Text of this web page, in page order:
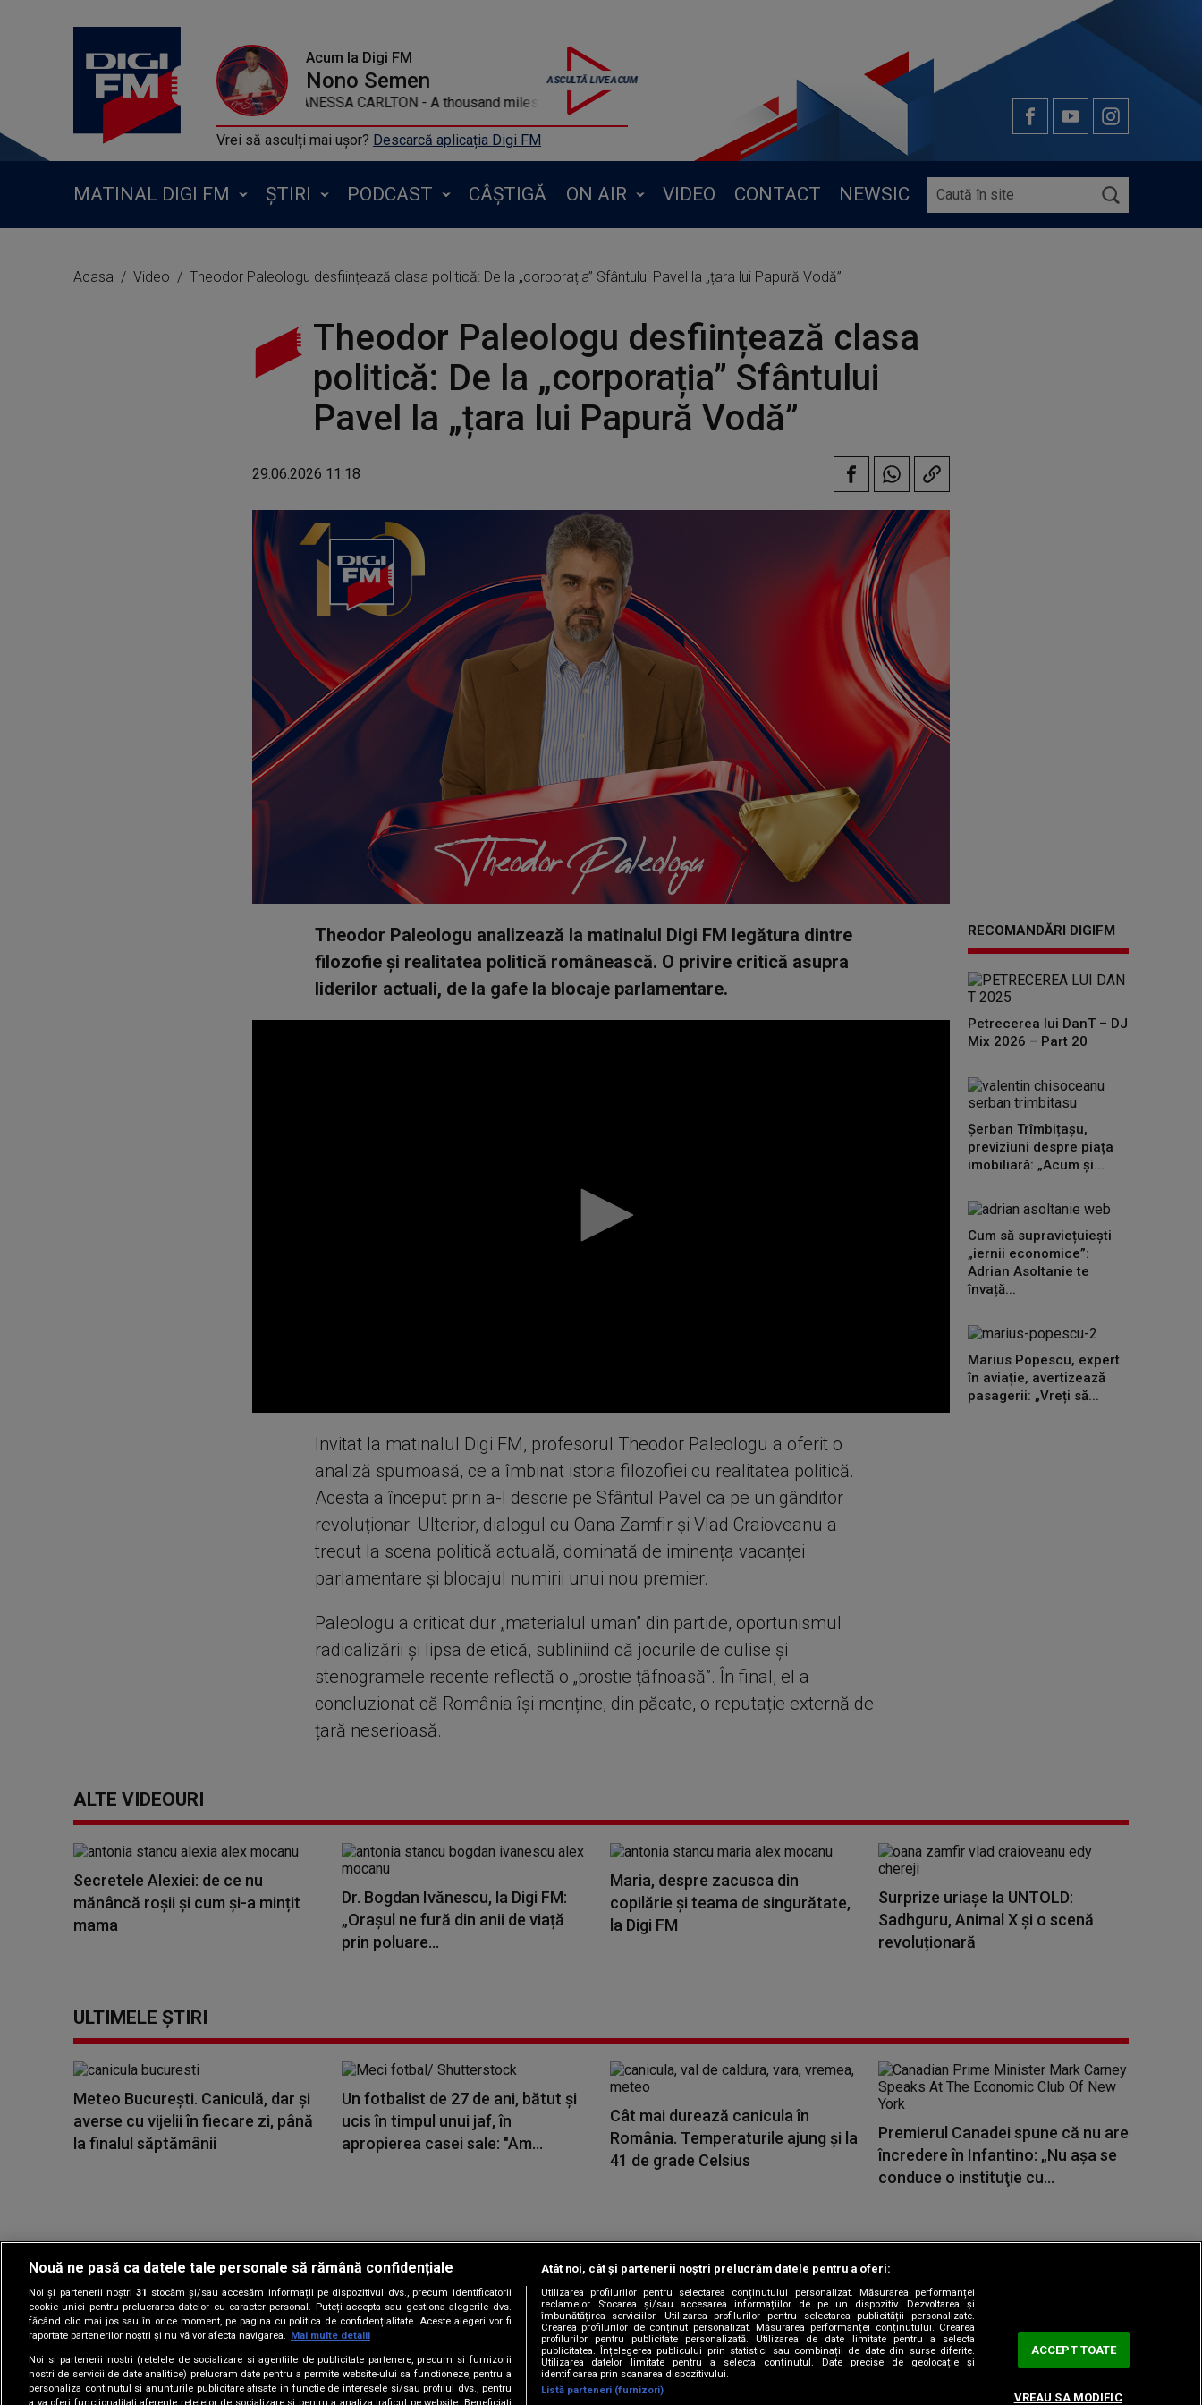
Acum la Digi FM
Nono Semen
VANESSA CARLTON - A thousand miles
Vrei să asculți mai ușor? Descarcă aplicația Digi FM
MATINAL DIGI FM ȘTIRI PODCAST CÂȘTIGĂ ON AIR VIDEO CONTACT NEWSIC
Acasa Video Theodor Paleologu desființează clasa politică: De la „corporația” Sfântului Pavel la „țara lui Papură Vodă”
Theodor Paleologu desființează clasa
politică: De la „corporația” Sfântului
Pavel la „țara lui Papură Vodă”
29.06.2026 11:18
Theodor Paleologu analizează la matinalul Digi FM legătura dintre
filozofie și realitatea politică românească. O privire critică asupra
liderilor actuali, de la gafe la blocaje parlamentare.
Volume
Invitat la matinalul Digi FM, profesorul Theodor Paleologu a oferit o
analiză spumoasă, ce a îmbinat istoria filozofiei cu realitatea politică.
Acesta a început prin a-l descrie pe Sfântul Pavel ca pe un gânditor
revoluționar. Ulterior, dialogul cu Oana Zamfir și Vlad Craioveanu a
trecut la scena politică actuală, dominată de iminența vacanței
parlamentare și blocajul numirii unui nou premier.
Paleologu a criticat dur „materialul uman” din partide, oportunismul
radicalizării și lipsa de etică, subliniind că jocurile de culise și
stenogramele recente reflectă o „prostie țâfnoasă”. În final, el a
concluzionat că România își menține, din păcate, o reputație externă de
țară neserioasă.
RECOMANDĂRI DIGIFM
Petrecerea lui DanT – DJ
Mix 2026 – Part 20
Șerban Trîmbițașu,
previziuni despre piața
imobiliară: „Acum și...
Cum să supraviețuiești
„iernii economice”:
Adrian Asoltanie te
învață...
Marius Popescu, expert
în aviație, avertizează
pasagerii: „Vreți să...
ALTE VIDEOURI
Secretele Alexiei: de ce nu
mănâncă roșii și cum și-a mințit
mama
Dr. Bogdan Ivănescu, la Digi FM:
„Orașul ne fură din anii de viață
prin poluare...
Maria, despre zacusca din
copilărie și teama de singurătate,
la Digi FM
Surprize uriașe la UNTOLD:
Sadhguru, Animal X și o scenă
revoluționară
ULTIMELE ȘTIRI
Meteo București. Caniculă, dar şi
averse cu vijelii în fiecare zi, până
la finalul săptămânii
Un fotbalist de 27 de ani, bătut și
ucis în timpul unui jaf, în
apropierea casei sale: "Am...
Cât mai durează canicula în
România. Temperaturile ajung și la
41 de grade Celsius
Premierul Canadei spune că nu are
încredere în Infantino: „Nu aşa se
conduce o instituţie cu...
Copyright © 2026 / DIGI ROMANIA S.A.
Gestionați preferințele|Termeni și condiții |Politica de confidențialitate|Contact/Info| Codul etic|Sitemap
Urmărește-ne și pe
Nouă ne pasă ca datele tale personale să rămână confidențiale
Noi și partenerii noștri31 stocăm și/sau accesăm informații pe dispozitivul dvs., precum identificatorii
cookie unici pentru prelucrarea datelor cu caracter personal. Puteți accepta sau gestiona alegerile dvs.
făcând clic mai jos sau în orice moment, pe pagina cu politica de confidențialitate. Aceste alegeri vor fi
raportate partenerilor noștri și nu vă vor afecta navigarea. Mai multe detalii
Noi si partenerii nostri (retelele de socializare si agentiile de publicitate partenere, precum si furnizorii
nostri de servicii de date analitice) prelucram date pentru a permite website-ului sa functioneze, pentru a
personaliza continutul si anunturile publicitare afisate in functie de interesele si/sau profilul dvs., pentru
a va oferi functionalitati aferente retelelor de socializare si pentru a analiza traficul pe website. Beneficiati
Atât noi, cât și partenerii noștri prelucrăm datele pentru a oferi:
Utilizarea profilurilor pentru selectarea conținutului personalizat. Măsurarea performanței
reclamelor. Stocarea și/sau accesarea informațiilor de pe un dispozitiv. Dezvoltarea și
îmbunătățirea serviciilor. Utilizarea profilurilor pentru selectarea publicității personalizate.
Crearea profilurilor de conținut personalizat. Măsurarea performanței conținutului. Crearea
profilurilor pentru publicitate personalizată. Utilizarea de date limitate pentru a selecta
publicitatea. Înțelegerea publicului prin statistici sau combinații de date din surse diferite.
Utilizarea datelor limitate pentru a selecta conținutul. Date precise de geolocație și
identificarea prin scanarea dispozitivului.
Listă parteneri (furnizori)
ACCEPT TOATE
VREAU SA MODIFIC